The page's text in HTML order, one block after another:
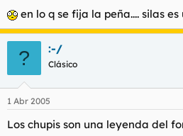
en lo q se fija la peña.... silas es
? :-/
Clásico
1 Abr 2005
Los chupis son una leyenda del